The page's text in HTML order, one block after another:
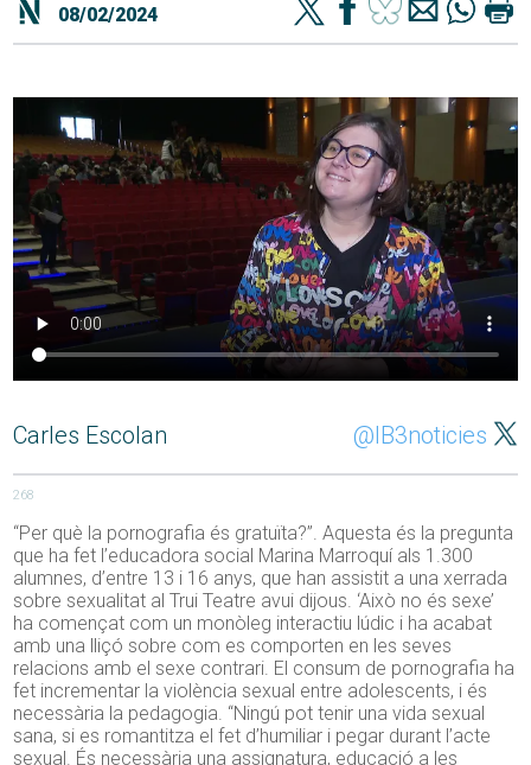
08/02/2024
Carles Escolan @IB3noticies
268
“Per què la pornografia és gratuïta?”. Aquesta és la pregunta
que ha fet l’educadora social Marina Marroquí als 1.300
alumnes, d’entre 13 i 16 anys, que han assistit a una xerrada
sobre sexualitat al Trui Teatre avui dijous. ‘Això no és sexe’
ha començat com un monòleg interactiu lúdic i ha acabat
amb una lliçó sobre com es comporten en les seves
relacions amb el sexe contrari. El consum de pornografia ha
fet incrementar la violència sexual entre adolescents, i és
necessària la pedagogia. “Ningú pot tenir una vida sexual
sana, si es romantitza el fet d’humiliar i pegar durant l’acte
sexual. És necessària una assignatura, educació a les